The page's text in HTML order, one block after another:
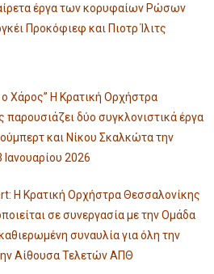
έργα των κορυφαίων Ρώσων
Προκόφιεφ και Πιοτρ Ίλιτς
ο Χάρος” Η Κρατική Ορχήστρα
παρουσιάζει δύο συγκλονιστικά έργα
και Νίκου Σκαλκώτα την
2026
Η Κρατική Ορχήστρα Θεσσαλονίκης
σε συνεργασία με την Ομάδα
συναυλία για όλη την
Αίθουσα Τελετών ΑΠΘ